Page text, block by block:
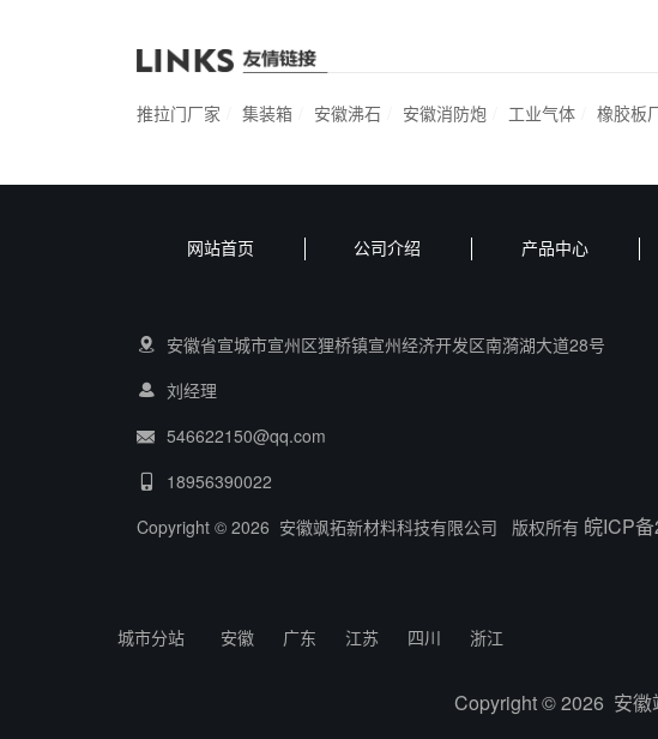
推拉门厂家 集装箱 安徽沸石 安徽消防炮 工业气体 橡胶板
网站首页 公司介绍 产品中心
安徽省宣城市宣州区狸桥镇宣州经济开发区南漪湖大道28号
刘经理
546622150@qq.com
18956390022
Copyright © 2026 安徽飒拓新材料科技有限公司 版权所有 皖ICP
城市分站 安徽 广东 江苏 四川 浙江
Copyright © 2026 安